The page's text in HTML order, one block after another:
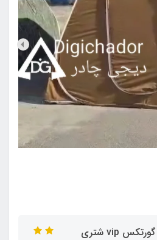
چادر مسافرتی آب گریز گورتکس vip شتری